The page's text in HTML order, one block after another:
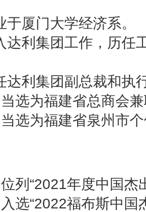
厦门大学经济系。
达利集团工作，历任
达利集团副总裁和执
选为福建省总商会
选为福建省泉州市
列“2021年度中国杰
选“2022福布斯中国